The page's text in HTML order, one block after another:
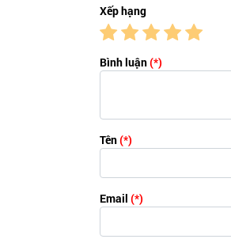
Xếp hạng
Bình luận(*)
Tên(*)
Email (*)